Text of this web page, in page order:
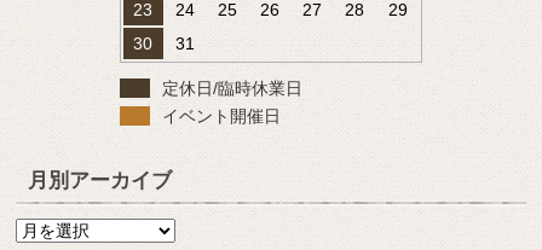
23
24 25 26 27 28
29
30
31
定休日/臨時休業日
イベント開催日
月別アーカイブ
月